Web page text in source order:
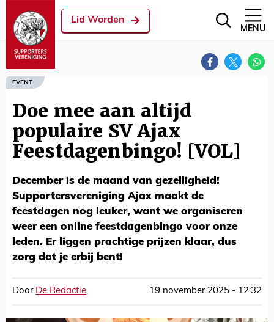
Lid Worden
MENU
EVENT
Doe mee aan altijd
populaire SV Ajax
Feestdagenbingo! [VOL]
December is de maand van gezelligheid!
Supportersvereniging Ajax maakt de
feestdagen nog leuker, want we organiseren
weer een online feestdagenbingo voor onze
leden. Er liggen prachtige prijzen klaar, dus
zorg dat je erbij bent!
Door De Redactie 19 november 2025 - 12:32